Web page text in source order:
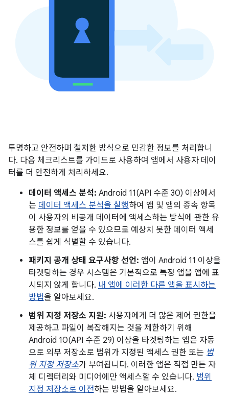
투명하고 안전하며 철저한 방식으로 민감한 정보를 처리합니
다. 다음 체크리스트를 가이드로 사용하여 앱에서 사용자 데이
터를 더 안전하게 처리하세요.
데이터 액세스 분석: Android 11(API 수준 30) 이상에서
는 데이터 액세스 분석을 실행하여 앱 및 앱의 종속 항목
이 사용자의 비공개 데이터에 액세스하는 방식에 관한 유
용한 정보를 얻을 수 있으므로 예상치 못한 데이터 액세
스를 쉽게 식별할 수 있습니다.
패키지 공개 상태 요구사항 선언: 앱이 Android 11 이상을
타겟팅하는 경우 시스템은 기본적으로 특정 앱을 앱에 표
시되지 않게 합니다. 내 앱에 이러한 다른 앱을 표시하는
방법을 알아보세요.
범위 지정 저장소 지원: 사용자에게 더 많은 제어 권한을
제공하고 파일이 복잡해지는 것을 제한하기 위해
Android 10(API 수준 29) 이상을 타겟팅하는 앱은 자동
으로 외부 저장소로 범위가 지정된 액세스 권한 또는 범
위 지정 저장소가 부여됩니다. 이러한 앱은 직접 만든 자
체 디렉터리와 미디어에만 액세스할 수 있습니다. 범위
지정 저장소로 이전하는 방법을 알아보세요.